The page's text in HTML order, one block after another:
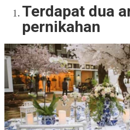
Terdapat dua
pernikahan